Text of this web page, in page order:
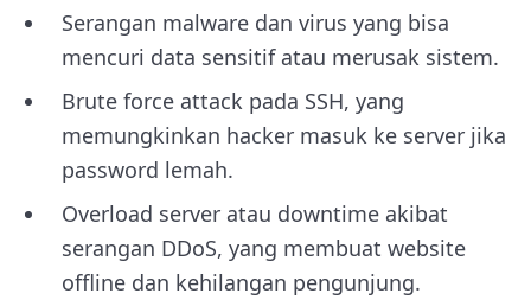
Serangan malware dan virus yang bisa
mencuri data sensitif atau merusak sistem.
Brute force attack pada SSH, yang
memungkinkan hacker masuk ke server jika
password lemah.
Overload server atau downtime akibat
serangan DDoS, yang membuat website
offline dan kehilangan pengunjung.